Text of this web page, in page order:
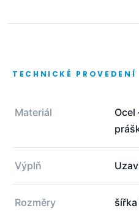
TECHNICKÉ PROVEDENÍ
Materiál
Výplň
Rozměry